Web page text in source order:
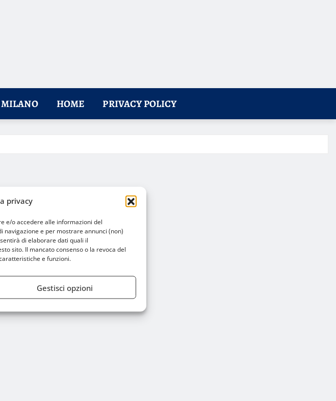
privacy
e/o accedere alle informazioni del
e per mostrare annunci (non)
di elaborare dati quali il
sito. Il mancato consenso o la revoca del
e funzioni.
Gestisci opzioni
MILANO HOME PRIVACY POLICY